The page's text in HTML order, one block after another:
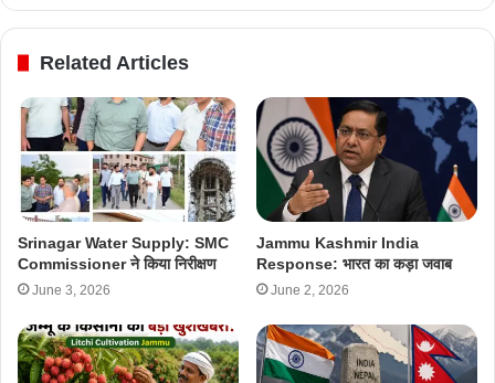
Related Articles
Srinagar Water Supply: SMC
Commissioner ने किया निरीक्षण
June 3, 2026
Jammu Kashmir India
Response: भारत का कड़ा जवाब
June 2, 2026